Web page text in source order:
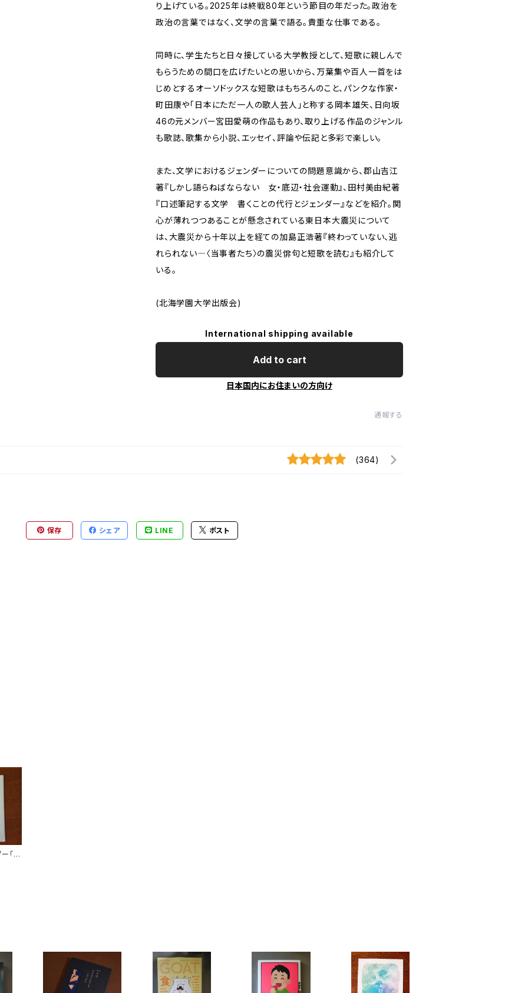
り上げている。2025年は終戦80年という節目の年だった。政治を
政治の言葉ではなく、文学の言葉で語る。貴重な仕事である。
同時に、学生たちと日々接している大学教授として、短歌に親しんで
もらうための間口を広げたいとの思いから、万葉集や百人一首をは
じめとするオーソドックスな短歌はもちろんのこと、パンクな作家・
町田康や「日本にただ一人の歌人芸人」と称する岡本雄矢、日向坂
46の元メンバー宮田愛萌の作品もあり、取り上げる作品のジャンル
も歌誌、歌集から小説、エッセイ、評論や伝記と多彩で楽しい。
また、文学におけるジェンダーについての問題意識から、郡山吉江
著『しかし語らねばならない 女・底辺・社会運動』、田村美由紀著
『口述筆記する文学 書くことの代行とジェンダー』などを紹介。関
心が薄れつつあることが懸念されている東日本大震災について
は、大震災から十年以上を経ての加島正浩著『終わっていない、逃
れられない―〈当事者たち〉の震災俳句と短歌を読む』も紹介して
いる。
(北海学園大学出版会)
International shipping available
Add to cart
日本国内にお住まいの方向け
通報する
(364)
保存 シェア LINE ポスト
「ソ